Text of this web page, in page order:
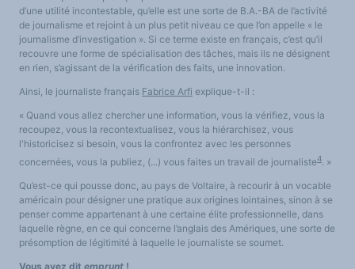
d’une utilité incontestable, qu’elle est une sorte de B.A.-BA de l’activité
de journalisme et rejoint à un plus petit niveau ce que l’on appelle « le
journalisme d’investigation ». Si ce terme existe en français, c’est qu’il
recouvre une forme de spécialisation des tâches, mais ils ne désignent
en rien, s’agissant de la vérification des faits, une innovation.
Ainsi, le journaliste français Fabrice Arfi explique-t-il :
« Quand vous allez chercher une information, vous la vérifiez, vous la
recoupez, vous la recontextualisez, vous la hiérarchisez, vous
l'historicisez si besoin, vous la confrontez avec les personnes
concernées, vous la publiez, (...) vous faites un travail de journaliste4. »
Qu’est-ce qui pousse donc, au pays de Voltaire, à recourir à un vocable
américain pour désigner une pratique aux origines lointaines, sinon à se
penser comme appartenant à une certaine élite professionnelle, dans
laquelle règne, en ce qui concerne l’anglais des Amériques, une sorte de
présomption de légitimité à laquelle le journaliste se soumet.
Vous avez dit emprunt !